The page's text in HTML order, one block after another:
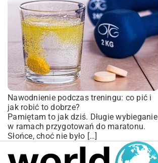
Nawodnienie podczas treningu: co pić i
jak robić to dobrze?
Pamiętam to jak dziś. Długie wybieganie
w ramach przygotowań do maratonu.
Słońce, choć nie było […]